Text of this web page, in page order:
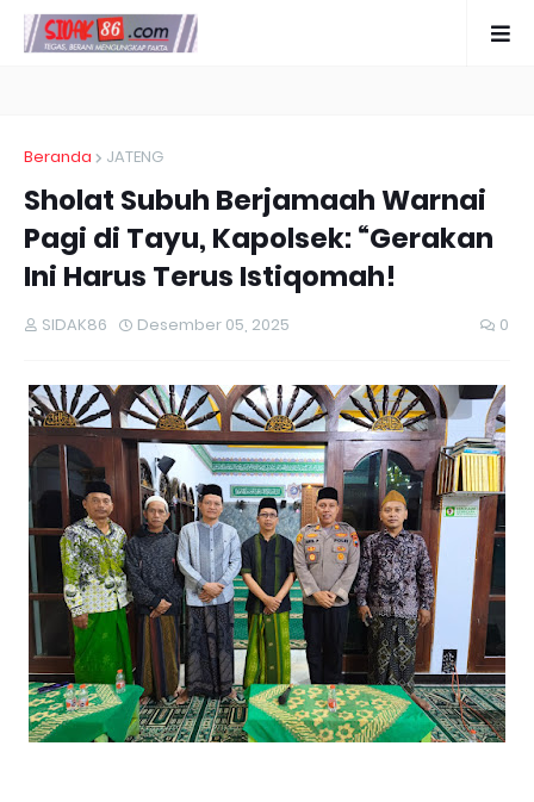
Beranda JATENG
Sholat Subuh Berjamaah Warnai
Pagi di Tayu, Kapolsek: “Gerakan
Ini Harus Terus Istiqomah!
SIDAK86 Desember 05, 2025 0